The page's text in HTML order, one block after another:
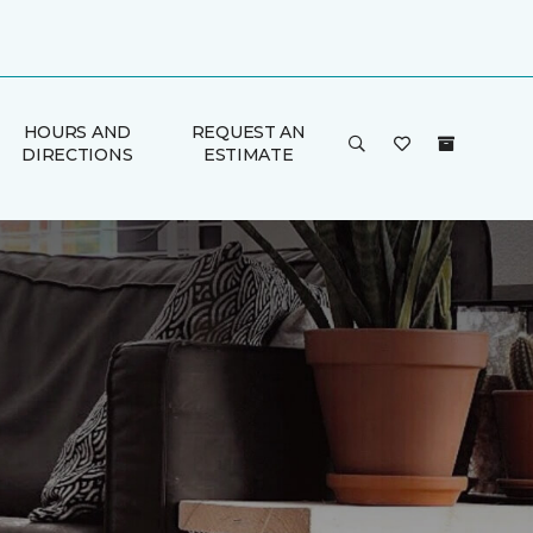
HOURS AND
DIRECTIONS
REQUEST AN
ESTIMATE